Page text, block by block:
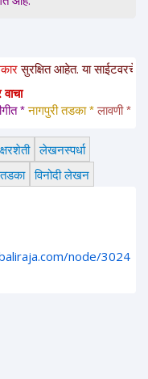
या साईटवरचे साहित्य
तडका * लावणी *
लेखनस्पर्धा
विनोदी लेखन
node/3024